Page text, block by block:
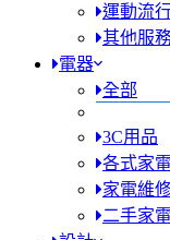
運動流
其他服
電器
全部
3C用品
各式家
家電維
二手家